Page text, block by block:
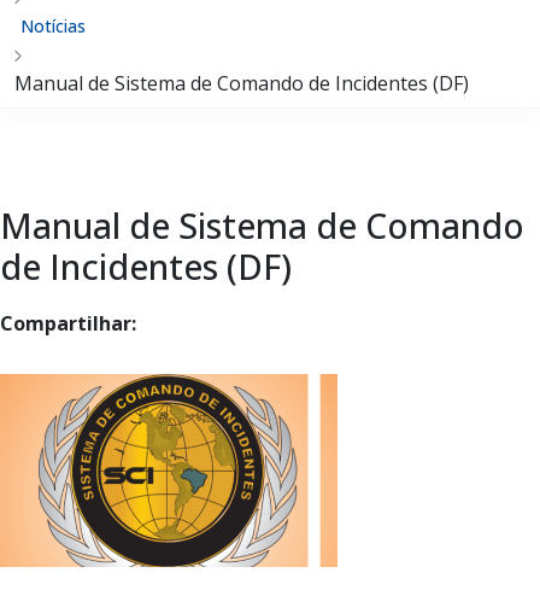
Notícias
Manual de Sistema de Comando de Incidentes (DF)
Manual de Sistema de Comando
de Incidentes (DF)
Compartilhar: